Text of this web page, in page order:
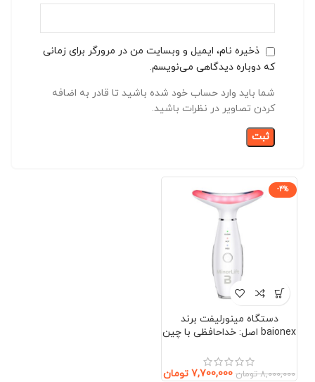
ذخیره نام، ایمیل و وبسایت من در مرورگر برای زمانی
که دوباره دیدگاهی می‌نویسم.
شما باید وارد حساب خود شده باشید تا قادر به اضافه
کردن تصاویر در نظرات باشید.
-4%
دستگاه مینورلیفت برند
baionex اصل: خداحافظی با چین
گردن)
8,000,000 تومان 7,700,000 تومان